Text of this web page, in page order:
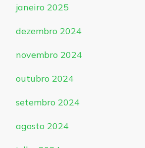
janeiro 2025
dezembro 2024
novembro 2024
outubro 2024
setembro 2024
agosto 2024